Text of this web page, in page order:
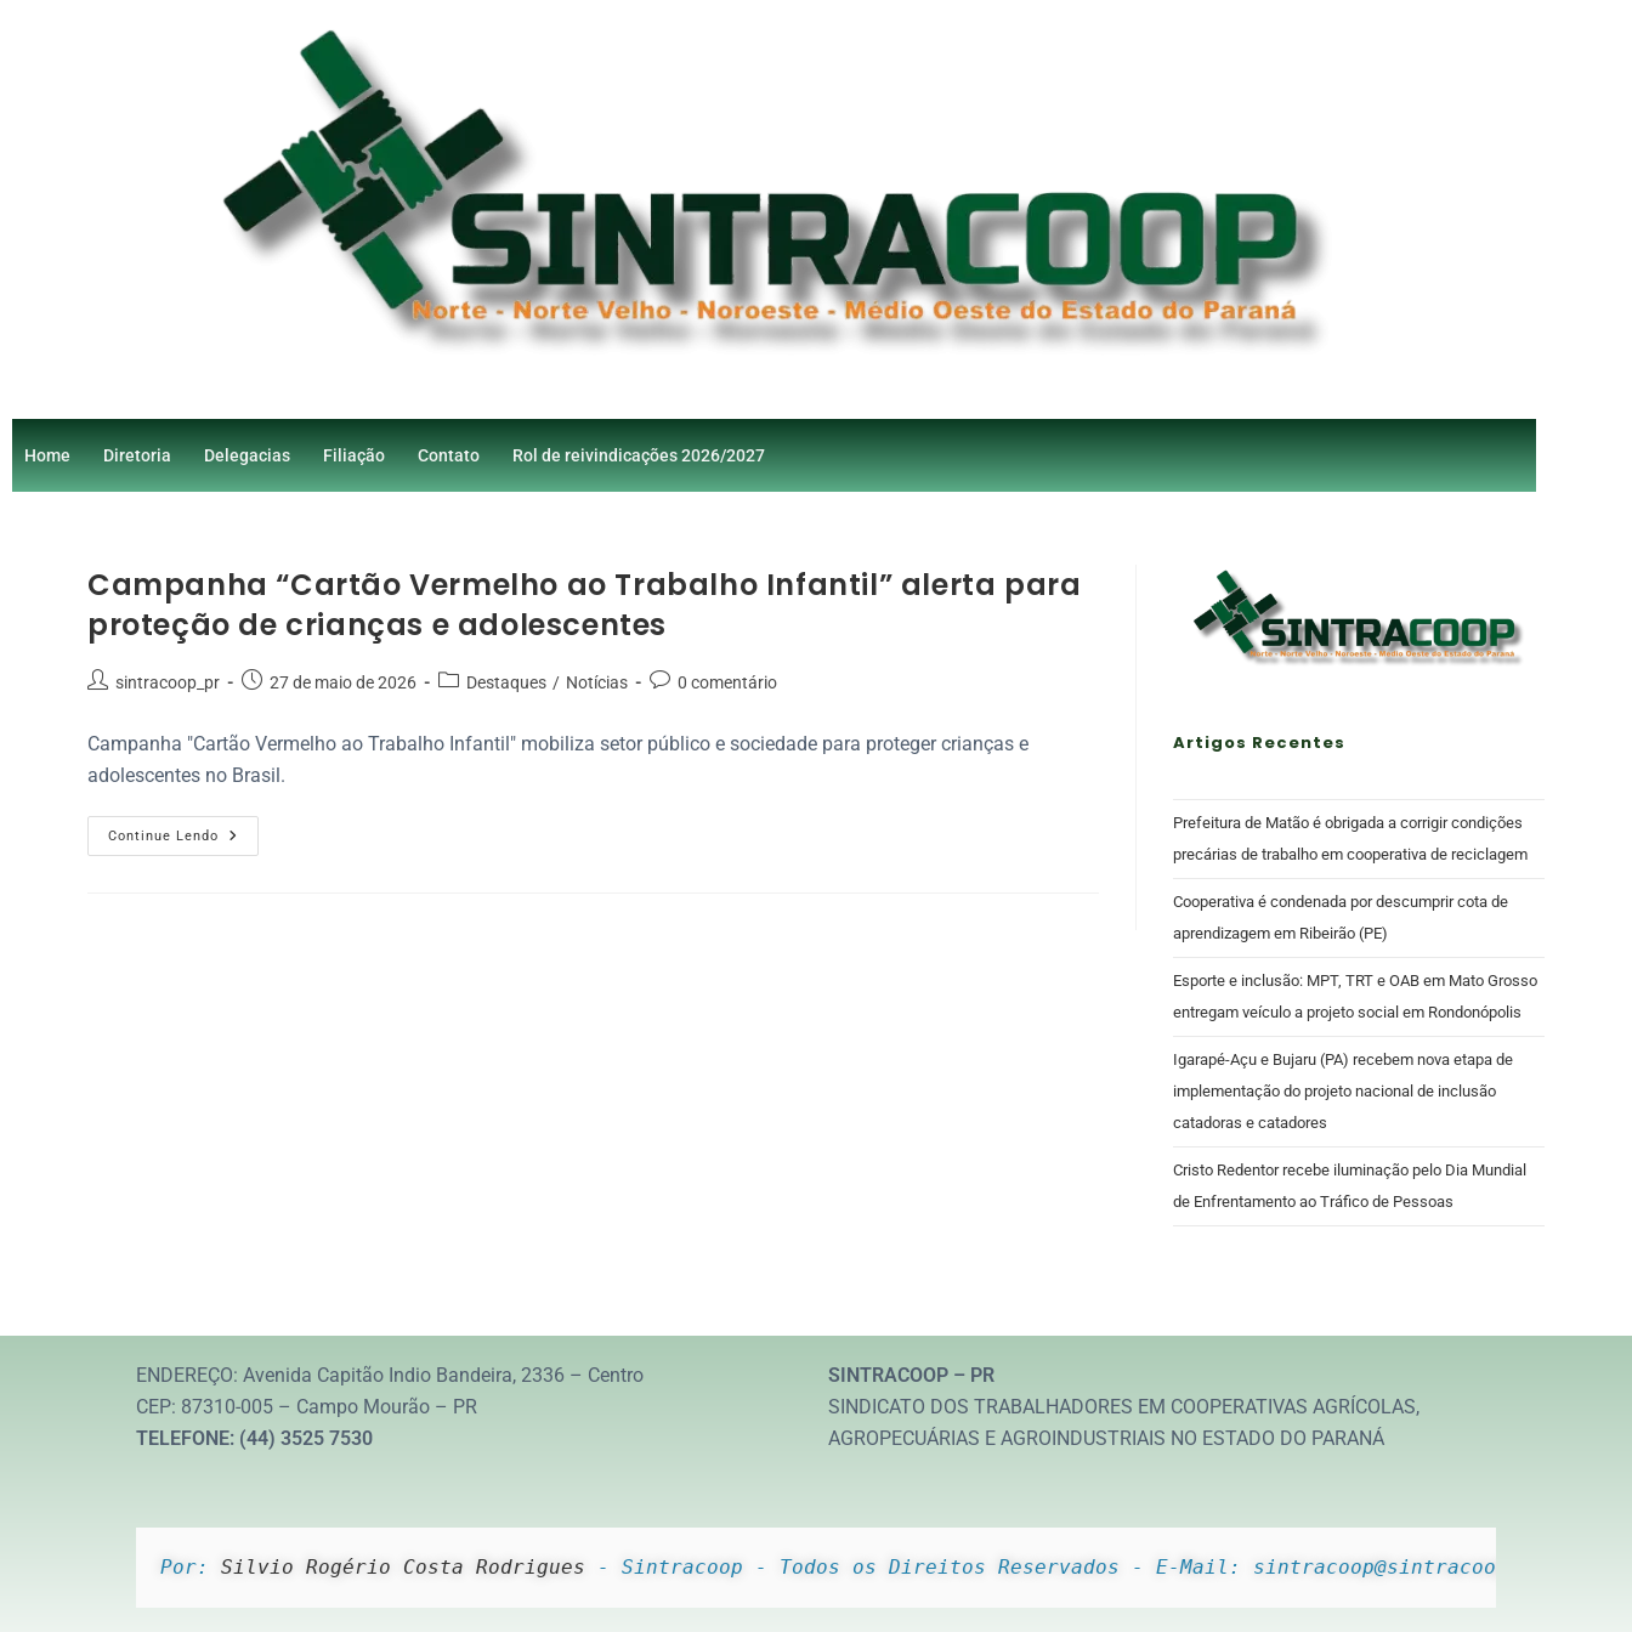
Home Diretoria Delegacias Filiação Contato Rol de reivindicações 2026/2027
Campanha “Cartão Vermelho ao Trabalho Infantil” alerta para
proteção de crianças e adolescentes
sintracoop_pr 27 de maio de 2026 Destaques / Notícias 0 comentário
Campanha "Cartão Vermelho ao Trabalho Infantil" mobiliza setor público e sociedade para proteger crianças e
adolescentes no Brasil.
Continue Lendo
Artigos Recentes
Prefeitura de Matão é obrigada a corrigir condições
precárias de trabalho em cooperativa de reciclagem
Cooperativa é condenada por descumprir cota de
aprendizagem em Ribeirão (PE)
Esporte e inclusão: MPT, TRT e OAB em Mato Grosso
entregam veículo a projeto social em Rondonópolis
Igarapé-Açu e Bujaru (PA) recebem nova etapa de
implementação do projeto nacional de inclusão
catadoras e catadores
Cristo Redentor recebe iluminação pelo Dia Mundial
de Enfrentamento ao Tráfico de Pessoas
ENDEREÇO: Avenida Capitão Indio Bandeira, 2336 – Centro
CEP: 87310-005 – Campo Mourão – PR
TELEFONE: (44) 3525 7530
SINTRACOOP – PR
SINDICATO DOS TRABALHADORES EM COOPERATIVAS AGRÍCOLAS,
AGROPECUÁRIAS E AGROINDUSTRIAIS NO ESTADO DO PARANÁ
Por: Silvio Rogério Costa Rodrigues - Sintracoop - Todos os Direitos Reservados - E-Mail: sintracoop@sintracoop.com.br